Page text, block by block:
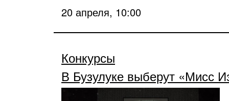
20 апреля, 10:00
Конкурсы
В Бузулуке выберут «Мисс